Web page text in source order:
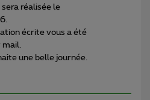
réalisée le
écrite vous a été
mail.
une belle journée.